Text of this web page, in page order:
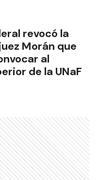
revocó la
Morán que
al
de la UNaF